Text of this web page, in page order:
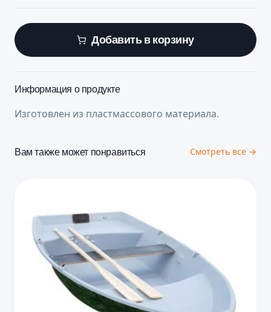
Добавить в корзину
Информация о продукте
Изготовлен из пластмассового материала.
Вам также может понравиться Смотреть все →